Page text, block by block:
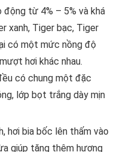
động từ 4% – 5% và khá
xanh, Tiger bạc, Tiger
có một mức nồng độ
hơi khác nhau.
có chung một đặc
lớp bọt trắng dày mịn
hơi bia bốc lên thấm vào
giúp tăng thêm hương